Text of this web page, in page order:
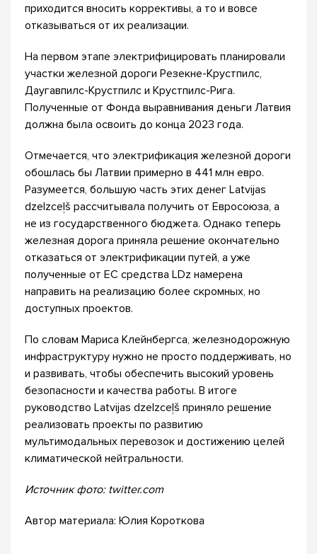
приходится вносить коррективы, а то и вовсе
отказываться от их реализации.
На первом этапе электрифицировать планировали
участки железной дороги Резекне-Крустпилс,
Даугавпилс-Крустпилс и Крустпилс-Рига.
Полученные от Фонда выравнивания деньги Латвия
должна была освоить до конца 2023 года.
Отмечается, что электрификация железной дороги
обошлась бы Латвии примерно в 441 млн евро.
Разумеется, большую часть этих денег Latvijas
dzelzceļš рассчитывала получить от Евросоюза, а
не из государственного бюджета. Однако теперь
железная дорога приняла решение окончательно
отказаться от электрификации путей, а уже
полученные от ЕС средства LDz намерена
направить на реализацию более скромных, но
доступных проектов.
По словам Мариса Клейнбергса, железнодорожную
инфраструктуру нужно не просто поддерживать, но
и развивать, чтобы обеспечить высокий уровень
безопасности и качества работы. В итоге
руководство Latvijas dzelzceļš приняло решение
реализовать проекты по развитию
мультимодальных перевозок и достижению целей
климатической нейтральности.
Источник фото: twitter.com
Автор материала: Юлия Короткова